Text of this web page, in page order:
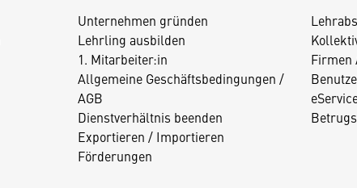
Unternehmen gründen
Lehrling ausbilden
1. Mitarbeiter:in
Allgemeine Geschäftsbedingungen /
AGB
Dienstverhältnis beenden
Exportieren / Importieren
Förderungen
Firmen